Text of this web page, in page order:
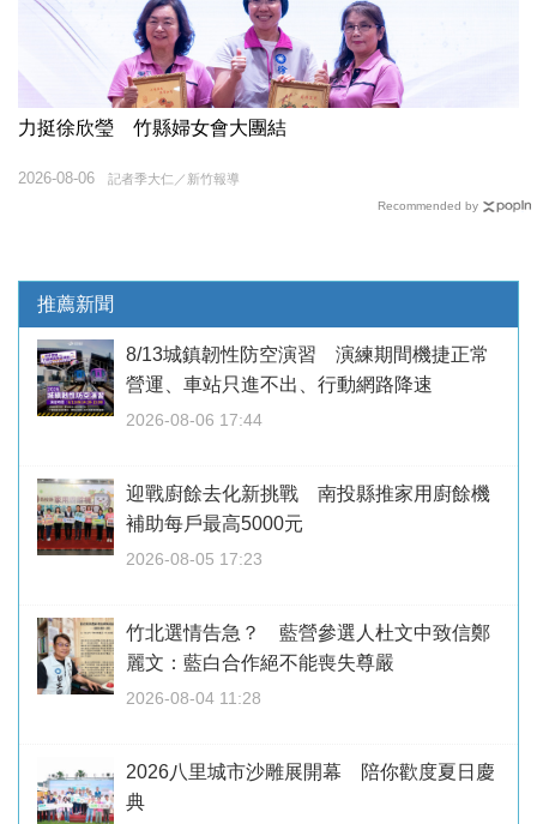
力挺徐欣瑩 竹縣婦女會大團結
記者季大仁／新竹報導
2026-08-06
Recommended by
推薦新聞
8/13城鎮韌性防空演習 演練期間機捷正常
營運、車站只進不出、行動網路降速
2026-08-06 17:44
迎戰廚餘去化新挑戰 南投縣推家用廚餘機
補助每戶最高5000元
2026-08-05 17:23
竹北選情告急？ 藍營參選人杜文中致信鄭
麗文：藍白合作絕不能喪失尊嚴
2026-08-04 11:28
2026八里城市沙雕展開幕 陪你歡度夏日慶
典